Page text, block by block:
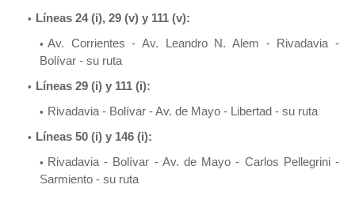
Líneas 24 (i), 29 (v) y 111 (v):
Av. Corrientes - Av. Leandro N. Alem - Rivadavia -
Bolívar - su ruta
Líneas 29 (i) y 111 (i):
Rivadavia - Bolívar - Av. de Mayo - Libertad - su ruta
Líneas 50 (i) y 146 (i):
Rivadavia - Bolívar - Av. de Mayo - Carlos Pellegrini -
Sarmiento - su ruta